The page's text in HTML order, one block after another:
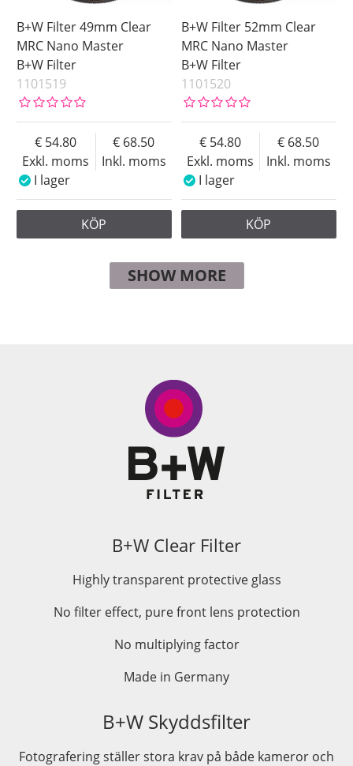
B+W Filter 49mm Clear
MRC Nano Master
B+W Filter
1101519
Exkl. moms
54.80
Inkl. moms
68.50
I lager
KÖP
B+W Filter 52mm Clear
MRC Nano Master
B+W Filter
1101520
Exkl. moms
54.80
Inkl. moms
68.50
I lager
KÖP
SHOW MORE
B+W Clear Filter
Highly transparent protective glass
No filter effect, pure front lens protection
No multiplying factor
Made in Germany
B+W Skyddsfilter
Fotografering ställer stora krav på både kameror och